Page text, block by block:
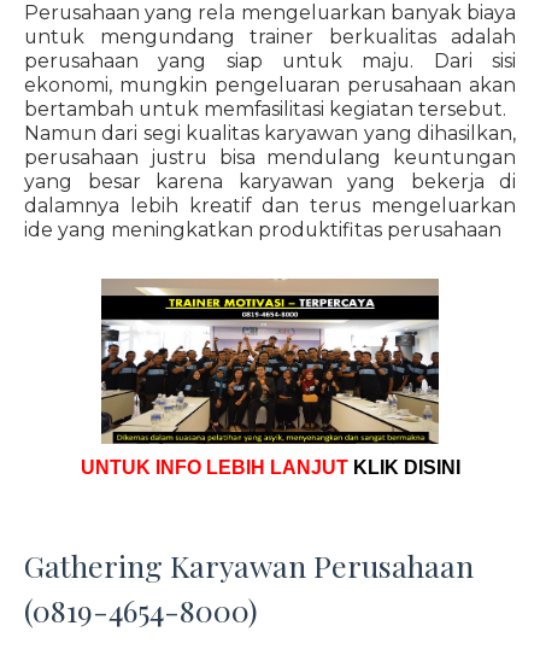
Perusahaan yang rela mengeluarkan banyak biaya
untuk mengundang trainer berkualitas adalah
perusahaan yang siap untuk maju. Dari sisi
ekonomi, mungkin pengeluaran perusahaan akan
bertambah untuk memfasilitasi kegiatan tersebut.
Namun dari segi kualitas karyawan yang dihasilkan,
perusahaan justru bisa mendulang keuntungan
yang besar karena karyawan yang bekerja di
dalamnya lebih kreatif dan terus mengeluarkan
ide yang meningkatkan produktifitas perusahaan
UNTUK INFO LEBIH LANJUT KLIK DISINI
Gathering Karyawan Perusahaan
(0819-4654-8000)